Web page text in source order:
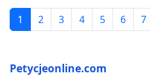
1 2 3 4 5 6 7
Petycjeonline.com